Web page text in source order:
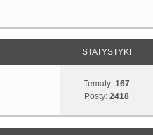
STATYSTYKI
Tematy: 167
Posty: 2418